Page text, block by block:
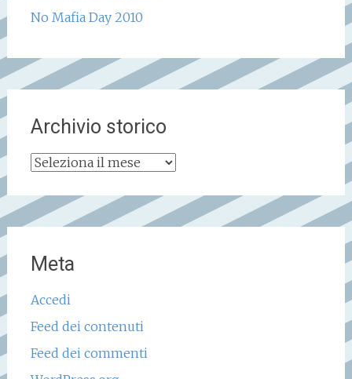
No Mafia Day 2010
Archivio storico
Archivio
Meta
Accedi
Feed dei contenuti
Feed dei commenti